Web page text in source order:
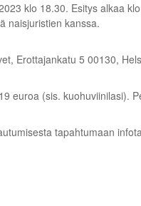
klo 18.30. Esitys alkaa
naisjuristien kanssa.
Erottajankatu 5 00130,
euroa (sis. kuohuviinilasi).
tapahtumaan